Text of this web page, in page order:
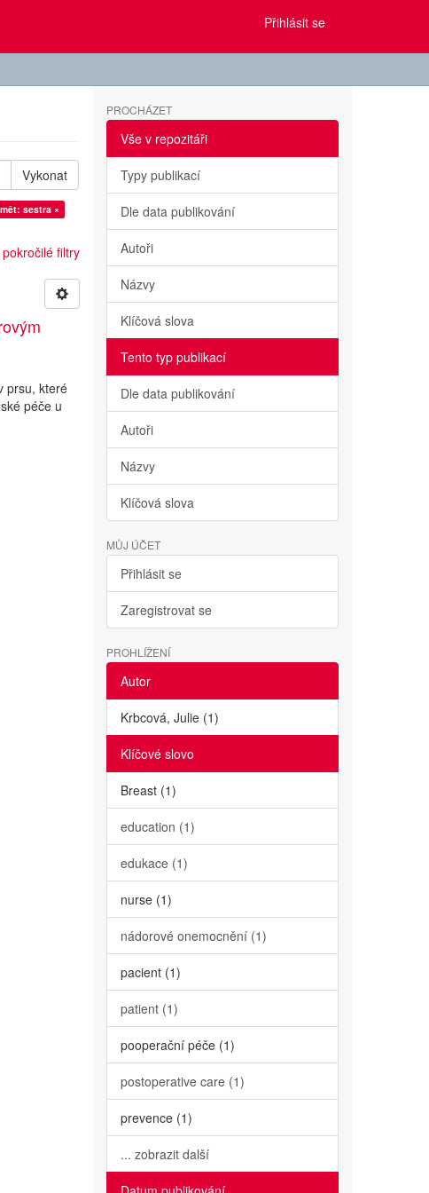
Přihlásit se
Vykonat
sestra ×
filtry
prsu, které
péče u
PROCHÁZET
Vše v repozitáři
Typy publikací
Dle data publikování
Autoři
Názvy
Klíčová slova
Tento typ publikací
Dle data publikování
Autoři
Názvy
Klíčová slova
MŮJ ÚČET
Přihlásit se
Zaregistrovat se
PROHLÍŽENÍ
Autor
Krbcová, Julie (1)
Klíčové slovo
Breast (1)
education (1)
edukace (1)
nurse (1)
nádorové onemocnění (1)
pacient (1)
patient (1)
pooperační péče (1)
postoperative care (1)
prevence (1)
... zobrazit další